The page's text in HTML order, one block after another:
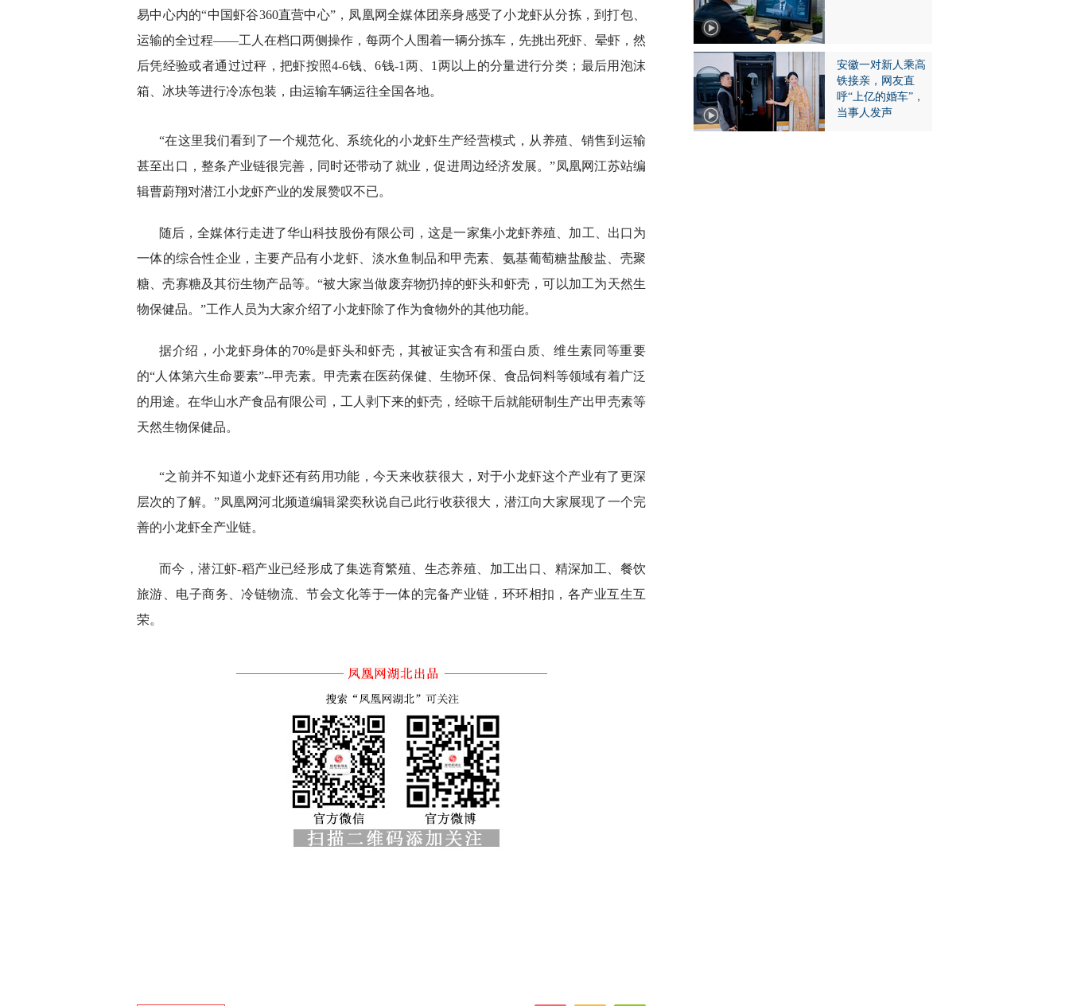
易中心内的“中国虾谷360直营中心”，凤凰网全媒体团亲身感受了小龙虾从分拣，到打包、
运输的全过程——工人在档口两侧操作，每两个人围着一辆分拣车，先挑出死虾、晕虾，然
后凭经验或者通过过秤，把虾按照4-6钱、6钱-1两、1两以上的分量进行分类；最后用泡沫
箱、冰块等进行冷冻包装，由运输车辆运往全国各地。
“在这里我们看到了一个规范化、系统化的小龙虾生产经营模式，从养殖、销售到运输
甚至出口，整条产业链很完善，同时还带动了就业，促进周边经济发展。”凤凰网江苏站编
辑曹蔚翔对潜江小龙虾产业的发展赞叹不已。
随后，全媒体行走进了华山科技股份有限公司，这是一家集小龙虾养殖、加工、出口为
一体的综合性企业，主要产品有小龙虾、淡水鱼制品和甲壳素、氨基葡萄糖盐酸盐、壳聚
糖、壳寡糖及其衍生物产品等。“被大家当做废弃物扔掉的虾头和虾壳，可以加工为天然生
物保健品。”工作人员为大家介绍了小龙虾除了作为食物外的其他功能。
据介绍，小龙虾身体的70%是虾头和虾壳，其被证实含有和蛋白质、维生素同等重要
的“人体第六生命要素”--甲壳素。甲壳素在医药保健、生物环保、食品饲料等领域有着广泛
的用途。在华山水产食品有限公司，工人剥下来的虾壳，经晾干后就能研制生产出甲壳素等
天然生物保健品。
“之前并不知道小龙虾还有药用功能，今天来收获很大，对于小龙虾这个产业有了更深
层次的了解。”凤凰网河北频道编辑梁奕秋说自己此行收获很大，潜江向大家展现了一个完
善的小龙虾全产业链。
而今，潜江虾-稻产业已经形成了集选育繁殖、生态养殖、加工出口、精深加工、餐饮
旅游、电子商务、冷链物流、节会文化等于一体的完备产业链，环环相扣，各产业互生互
荣。
安徽一对新人乘高
铁接亲，网友直
呼“上亿的婚车”，
当事人发声